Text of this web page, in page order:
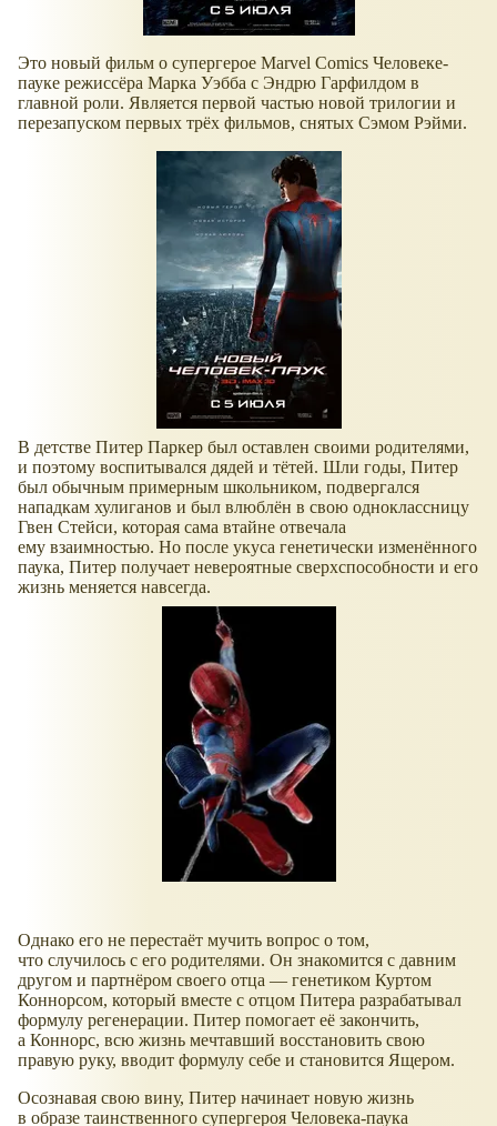
Это новый фильм о супергерое Marvel Comics Человеке-
пауке режиссёра Марка Уэбба с Эндрю Гарфилдом в
главной роли. Является первой частью новой трилогии и
перезапуском первых трёх фильмов, снятых Сэмом Рэйми.
В детстве Питер Паркер был оставлен своими родителями,
и поэтому воспитывался дядей и тётей. Шли годы, Питер
был обычным примерным школьником, подвергался
нападкам хулиганов и был влюблён в свою одноклассницу
Гвен Стейси, которая сама втайне отвечала
ему взаимностью. Но после укуса генетически изменённого
паука, Питер получает невероятные сверхспособности и его
жизнь меняется навсегда.
Однако его не перестаёт мучить вопрос о том,
что случилось с его родителями. Он знакомится с давним
другом и партнёром своего отца — генетиком Куртом
Коннорсом, который вместе с отцом Питера разрабатывал
формулу регенерации. Питер помогает её закончить,
а Коннорс, всю жизнь мечтавший восстановить свою
правую руку, вводит формулу себе и становится Ящером.
Осознавая свою вину, Питер начинает новую жизнь
в образе таинственного супергероя Человека-паука